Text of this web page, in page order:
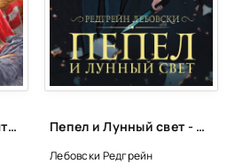
Фельдмаршал. Отстоять Маньчжурию! - Михаил Ланцов Пепел и Лунный свет - Редгрейн Лебовски
Лебовски Редгрейн